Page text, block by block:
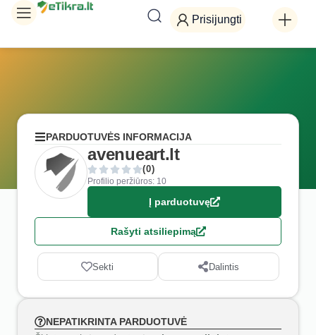
Prisijungti
PARDUOTUVĖS INFORMACIJA
avenueart.lt
(0)
Profilio peržiūros: 10
Į parduotuvę
Rašyti atsiliepimą
Sekti Dalintis
NEPATIKRINTA PARDUOTUVĖ